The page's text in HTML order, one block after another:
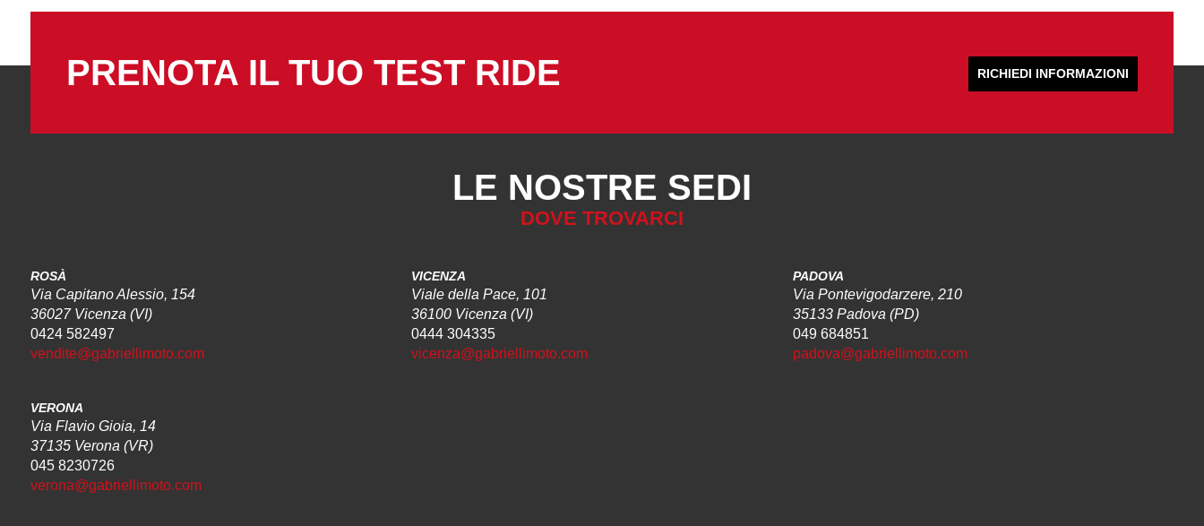
PRENOTA IL TUO TEST RIDE RICHIEDI INFORMAZIONI
LE NOSTRE SEDI
DOVE TROVARCI
ROSÀ
Via Capitano Alessio, 154
36027 Vicenza (VI)
0424 582497
vendite@gabriellimoto.com
VICENZA
Viale della Pace, 101
36100 Vicenza (VI)
0444 304335
vicenza@gabriellimoto.com
PADOVA
Via Pontevigodarzere, 210
35133 Padova (PD)
049 684851
padova@gabriellimoto.com
VERONA
Via Flavio Gioia, 14
37135 Verona (VR)
045 8230726
verona@gabriellimoto.com